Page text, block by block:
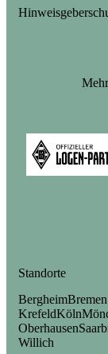
Standorte
Bergheim
KrefeldKöln
Oberhausen
Willich